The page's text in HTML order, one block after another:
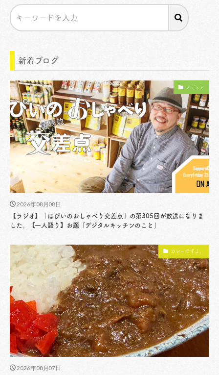
新着ブログ
メディア
2026年08月08日
【ラジオ】「はぴいのおしゃべり交差点」の第305回が放送になりま
した。【一人語り】お題「デジタルキッチンのこと」
カレーですよ。
2026年08月07日